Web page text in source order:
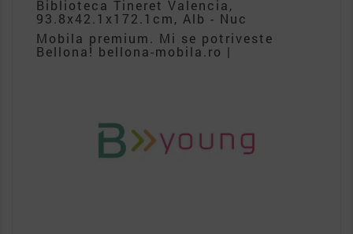
Biblioteca Tineret Valencia,
93.8x42.1x172.1cm, Alb - Nuc
Mobila premium. Mi se potriveste
Bellona! bellona-mobila.ro |